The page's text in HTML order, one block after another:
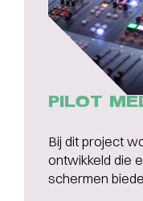
PILOT
Bij dit project
ontwikkeld die
schermen